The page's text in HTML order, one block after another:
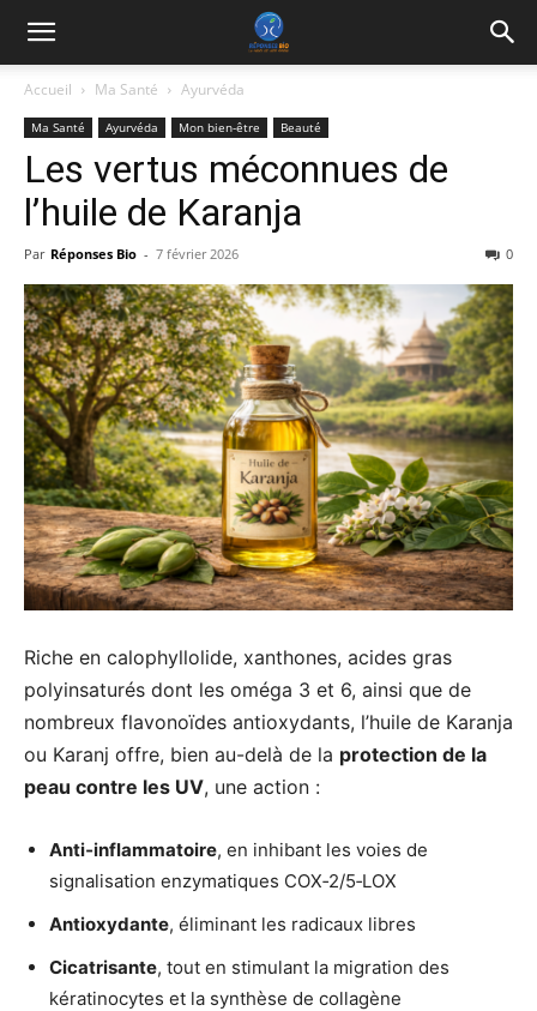
Accueil Ma Santé Ayurvéda
Ma Santé Ayurvéda Mon bien-être Beauté
Les vertus méconnues de
l’huile de Karanja
Par Réponses Bio - 7 février 2026 0
Riche en calophyllolide, xanthones, acides gras
polyinsaturés dont les oméga 3 et 6, ainsi que de
nombreux flavonoïdes antioxydants, l’huile de Karanja
ou Karanj offre, bien au-delà de la protection de la
peau contre les UV, une action :
Anti‑inflammatoire, en inhibant les voies de
signalisation enzymatiques COX‑2/5‑LOX
Antioxydante, éliminant les radicaux libres
Cicatrisante, tout en stimulant la migration des
kératinocytes et la synthèse de collagène